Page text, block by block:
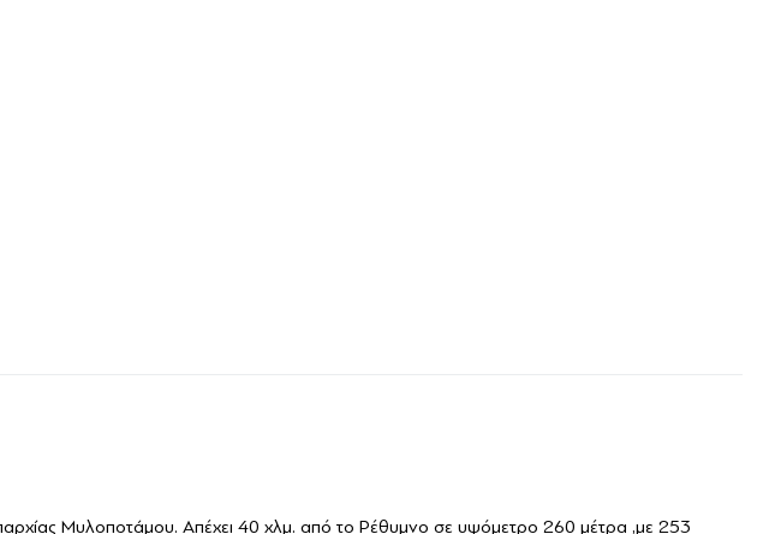
Μυλοποτάμου. Απέχει 40 χλμ. από το Ρέθυμνο σε υψόμετρο 260 μέτρα ,με 253